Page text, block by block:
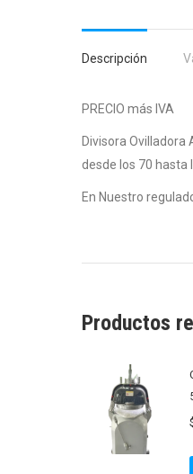
Descripción
PRECIO más IVA
Divisora Ovilladora
desde los 70 hasta
En Nuestro
Productos